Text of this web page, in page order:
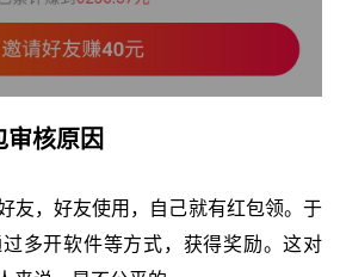
审核原因
友，好友使用，自己就有红包领。于
多开软件等方式，获得奖励。这对